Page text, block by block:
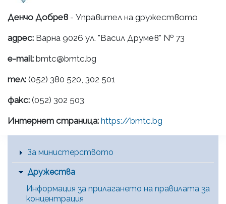
Денчо Добрев - Управител на дружеството
адрес: Варна 9026 ул. "Васил Друмев" № 73
e-mail: bmtc@bmtc.bg
тел: (052) 380 520, 302 501
факс: (052) 302 503
Интернет страница: https://bmtc.bg
Main Menu [BG]
За министерството
Дружества
Информация за прилагането на правилата за
концентрация